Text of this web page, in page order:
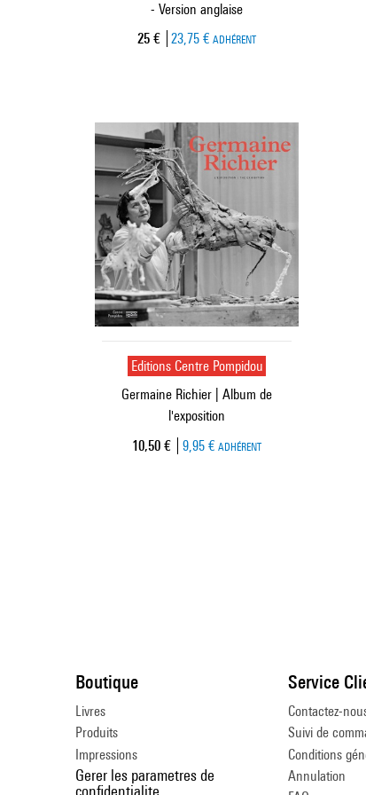
- Version anglaise
Prix ​​actuel
25 € 23,75 € ADHÉRENT
Editions Centre Pompidou
Germaine Richier | Album de
l'exposition
Prix ​​actuel
10,50 € 9,95 € ADHÉRENT
Boutique
Livres
Produits
Impressions
Gerer les parametres de
confidentialite
Service
Contactez-
Suivi de
Conditions
Annulation